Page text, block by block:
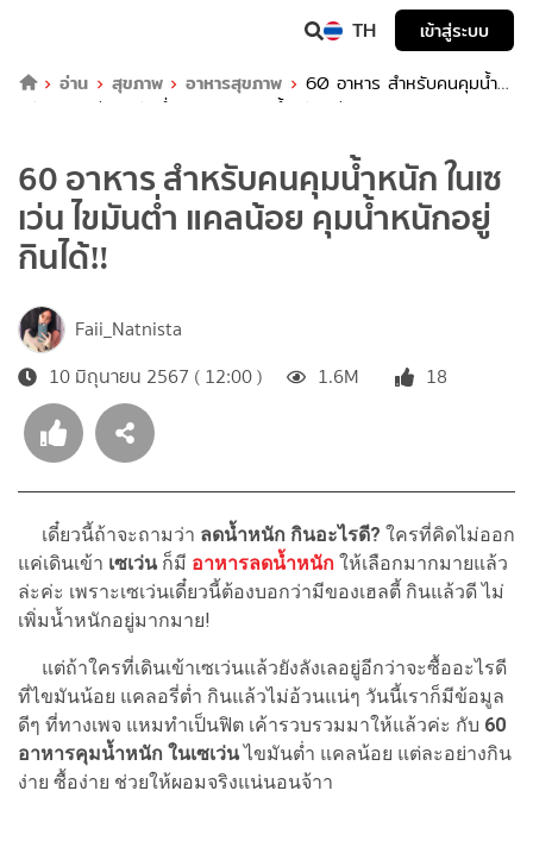
TH
เข้าสู่ระบบ
อ่าน
สุขภาพ อาหารสุขภาพ
60 อาหาร สำหรับคนคุมน้ำ
หนัก ในเซเว่น ไขมันต่ำ แคลน้อย คุมน้ำหนักอยู่กินได้‼️
60 อาหาร สำหรับคนคุมน้ำหนัก ในเซ
เว่น ไขมันต่ำ แคลน้อย คุมน้ำหนักอยู่
กินได้‼️
Faii_Natnista
10 มิถุนายน 2567 ( 12:00 )
1.6M 18
เดี๋ยวนี้ถ้าจะถามว่า ลดน้ำหนัก กินอะไรดี? ใครที่คิดไม่ออก
แค่เดินเข้า เซเว่นก็มี อาหารลดน้ำหนัก ให้เลือกมากมายแล้ว
ล่ะค่ะ เพราะเซเว่นเดี๋ยวนี้ต้องบอกว่ามีของเฮลตี้ กินแล้วดี ไม่
เพิ่มน้ำหนักอยู่มากมาย!
แต่ถ้าใครที่เดินเข้าเซเว่นแล้วยังลังเลอยู่อีกว่าจะซื้ออะไรดี
ที่ไขมันน้อย แคลอรี่ต่ำ กินแล้วไม่อ้วนแน่ๆ วันนี้เราก็มีข้อมูล
ดีๆ ที่ทางเพจ แหมทำเป็นฟิต เค้ารวบรวมมาให้แล้วค่ะ กับ 60
อาหารคุมน้ำหนัก ในเซเว่นไขมันต่ำ แคลน้อย แต่ละอย่างกิน
ง่าย ซื้อง่าย ช่วยให้ผอมจริงแน่นอนจ้าา